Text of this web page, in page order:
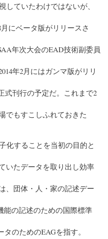
ていたわけではないが、
にベータ版がリリースさ
年次大会のEAD技術副委員
年2月にはガンマ版がリリ
式刊行の予定だ。これまで2
でもすこしふれておきた
化することを当初の目的と
いたデータを取り出し効率
、団体・人・家の記述デー
能の記述のための国際標準
のためのEAGを指す。